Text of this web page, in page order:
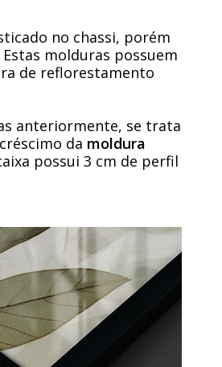
no chassi, porém
Estas molduras possuem
de reflorestamento
anteriormente, se trata
da moldura
possui 3 cm de perfil